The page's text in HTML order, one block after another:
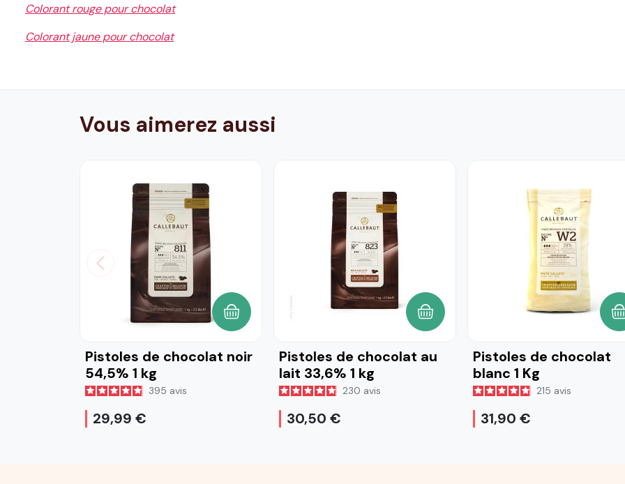
Colorant rouge pour chocolat
Colorant jaune pour chocolat
Vous aimerez aussi
Pistoles de chocolat noir
54,5% 1 kg
395 avis
29,99 €
AJOUTER AU PANIER
Pistoles de chocolat au
lait 33,6% 1 kg
230 avis
30,50 €
AJOUTER AU PANIER
Pistoles de chocolat
blanc 1 Kg
215 avis
31,90 €